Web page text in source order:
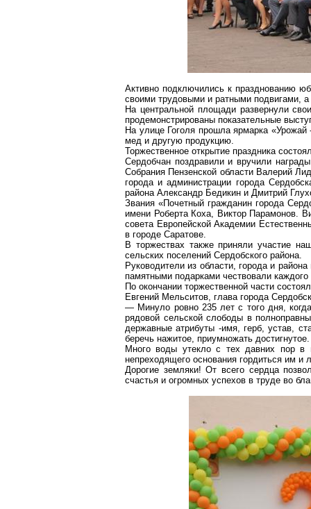
Активно подключились к празднованию
своими трудовыми и ратными подвигами,
На центральной площади развернули
продемонстрированы показательные
На улице Гоголя прошла ярмарка «Урожай
мед и другую продукцию.
Торжественное открытие праздника
Сердобчан поздравили и вручили
Собрания Пензенской области Валерий
города и администрации города
района Александр Бедикин и Дмитрий
Звания «Почетный гражданин города
имени Роберта Коха, Виктор Парамонов.
совета Европейской Академии
в городе Саратове.
В торжествах также приняли участие
сельских поселений Сердобского района.
Руководители из области, города и
памятными подарками чествовали каждого
По окончании торжественной части
Евгений Мельситов, глава города
— Минуло ровно 235 лет с того дня,
рядовой сельской слободы в
державные атрибуты -имя, герб, устав,
беречь нажитое, приумножать достигнутое.
Много воды утекло с тех давних пор в
непреходящего основания гордиться им и
Дорогие земляки! От всего сердца
счастья и огромных успехов в труде во